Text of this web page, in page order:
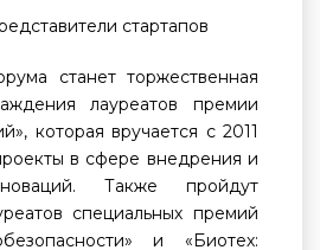
стартапов
станет торжественная
лауреатов премии
которая вручается с 2011
в сфере внедрения и
Также пройдут
специальных премий
и «Биотех: